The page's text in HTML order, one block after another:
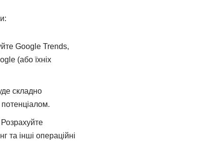
Google Trends,
(або їхніх
складно
та інші операційні